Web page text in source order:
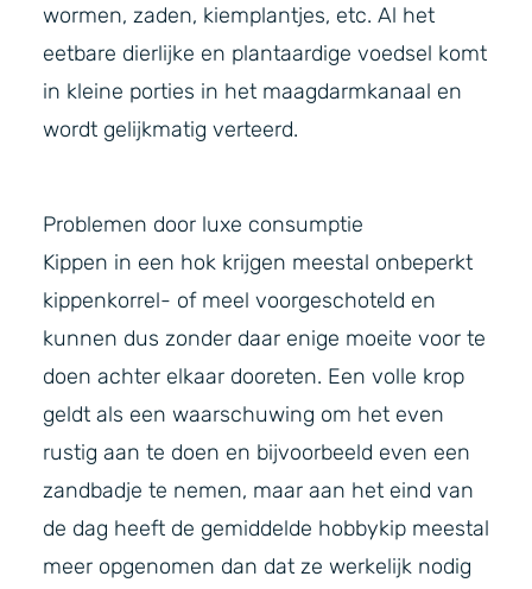
wormen, zaden, kiemplantjes, etc. Al het
eetbare dierlijke en plantaardige voedsel komt
in kleine porties in het maagdarmkanaal en
wordt gelijkmatig verteerd.
Problemen door luxe consumptie
Kippen in een hok krijgen meestal onbeperkt
kippenkorrel- of meel voorgeschoteld en
kunnen dus zonder daar enige moeite voor te
doen achter elkaar dooreten. Een volle krop
geldt als een waarschuwing om het even
rustig aan te doen en bijvoorbeeld even een
zandbadje te nemen, maar aan het eind van
de dag heeft de gemiddelde hobbykip meestal
meer opgenomen dan dat ze werkelijk nodig